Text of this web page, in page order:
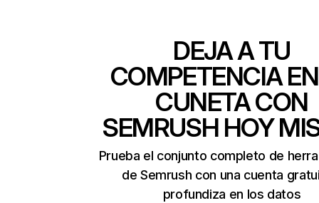
DEJA A TU
COMPETENCIA
CUNETA CON
SEMRUSH HOY
Prueba el conjunto completo de
de Semrush con una cuenta
profundiza en los datos